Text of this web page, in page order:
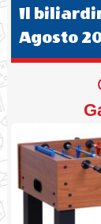
Il
Agosto